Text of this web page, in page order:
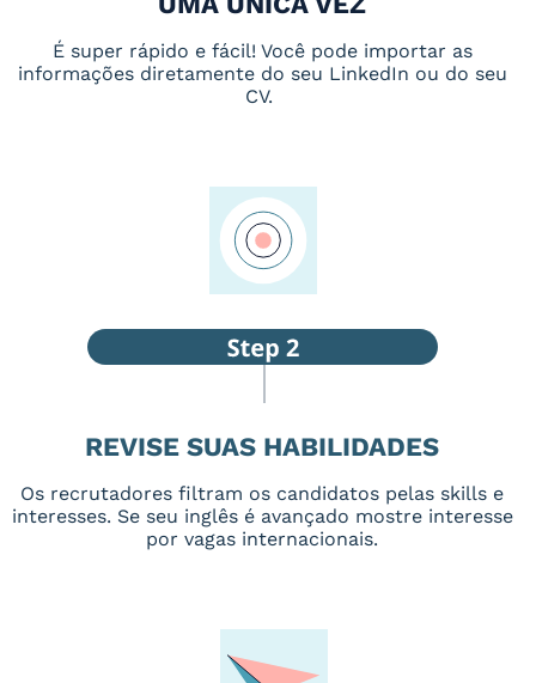
É super rápido e fácil! Você pode importar as
informações diretamente do seu LinkedIn ou do seu
CV.
REVISE SUAS HABILIDADES
Os recrutadores filtram os candidatos pelas skills e
interesses. Se seu inglês é avançado mostre interesse
por vagas internacionais.